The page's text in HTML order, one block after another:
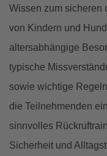
Wissen zum sicheren
von Kindern und
altersabhängige
typische
sowie wichtige
die Teilnehmenden
sinnvolles
Sicherheit und